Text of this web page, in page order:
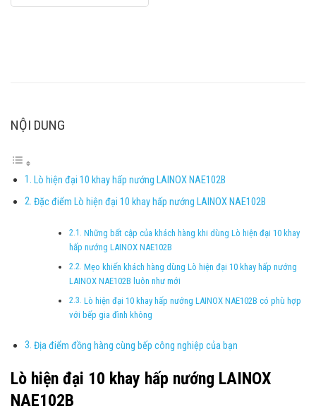
NỘI DUNG
Lò hiện đại 10 khay hấp nướng LAINOX NAE102B
Đặc điểm Lò hiện đại 10 khay hấp nướng LAINOX NAE102B
Những bất cập của khách hàng khi dùng Lò hiện đại 10 khay
hấp nướng LAINOX NAE102B
Mẹo khiến khách hàng dùng Lò hiện đại 10 khay hấp nướng
LAINOX NAE102B luôn như mới
Lò hiện đại 10 khay hấp nướng LAINOX NAE102B có phù hợp
với bếp gia đình không
Địa điểm đồng hàng cùng bếp công nghiệp của bạn
Lò hiện đại 10 khay hấp nướng LAINOX
NAE102B